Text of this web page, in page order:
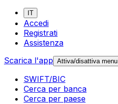
IT
Accedi
Registrati
Assistenza
Scarica l'app Attiva/disattiva menu
SWIFT/BIC
Cerca per banca
Cerca per paese